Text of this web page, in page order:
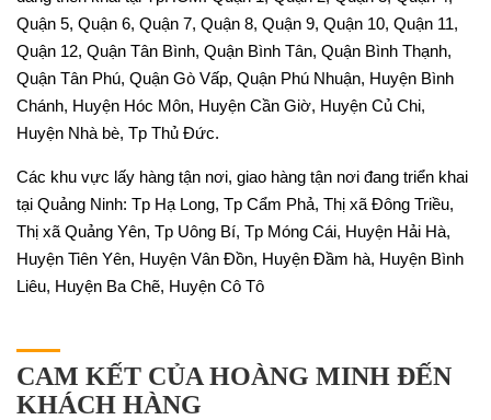
Quận 5, Quận 6, Quận 7, Quận 8, Quận 9, Quận 10, Quận 11,
Quận 12, Quận Tân Bình, Quận Bình Tân, Quận Bình Thạnh,
Quận Tân Phú, Quận Gò Vấp, Quận Phú Nhuận, Huyện Bình
Chánh, Huyện Hóc Môn, Huyện Cần Giờ, Huyện Củ Chi,
Huyện Nhà bè, Tp Thủ Đức.
Các khu vực lấy hàng tận nơi, giao hàng tận nơi đang triển khai
tại Quảng Ninh: Tp Hạ Long, Tp Cẩm Phả, Thị xã Đông Triều,
Thị xã Quảng Yên, Tp Uông Bí, Tp Móng Cái, Huyện Hải Hà,
Huyện Tiên Yên, Huyện Vân Đồn, Huyện Đầm hà, Huyện Bình
Liêu, Huyện Ba Chẽ, Huyện Cô Tô
CAM KẾT CỦA HOÀNG MINH ĐẾN
KHÁCH HÀNG